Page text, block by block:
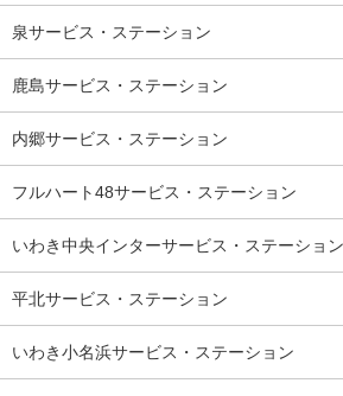
泉サービス・ステーション
鹿島サービス・ステーション
内郷サービス・ステーション
フルハート48サービス・ステーション
いわき中央インターサービス・ステーション
平北サービス・ステーション
いわき小名浜サービス・ステーション